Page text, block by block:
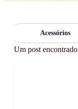
Acessórios
Um post encontrado